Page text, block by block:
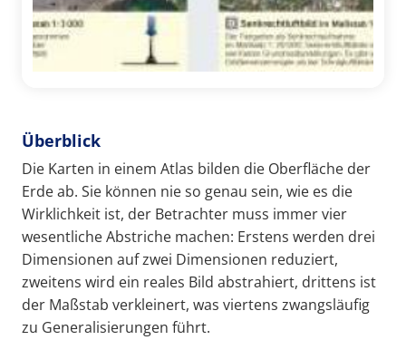
Überblick
Die Karten in einem Atlas bilden die Oberfläche der
Erde ab. Sie können nie so genau sein, wie es die
Wirklichkeit ist, der Betrachter muss immer vier
wesentliche Abstriche machen: Erstens werden drei
Dimensionen auf zwei Dimensionen reduziert,
zweitens wird ein reales Bild abstrahiert, drittens ist
der Maßstab verkleinert, was viertens zwangsläufig
zu Generalisierungen führt.